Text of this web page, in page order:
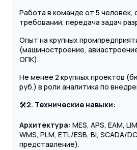
Работа в команде от 5 человек,
требований, передача задач
Опыт на крупных
(машиностроение,
ОПК).
Не менее 2 крупных проектов
руб.) в роли аналитика по
🛠2. Технические навыки:
Архитектура: MES, APS, EAM,
WMS, PLM, ETL/ESB, BI, SCADA/
представление).